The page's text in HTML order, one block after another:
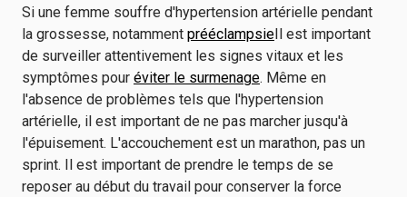
Si une femme souffre d'hypertension artérielle pendant
la grossesse, notamment prééclampsieIl est important
de surveiller attentivement les signes vitaux et les
symptômes pour éviter le surmenage. Même en
l'absence de problèmes tels que l'hypertension
artérielle, il est important de ne pas marcher jusqu'à
l'épuisement. L'accouchement est un marathon, pas un
sprint. Il est important de prendre le temps de se
reposer au début du travail pour conserver la force